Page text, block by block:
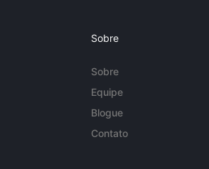
Sobre
Sobre
Equipe
Blogue
Contato